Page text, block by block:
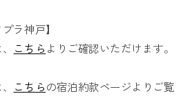
ラ神戸】
こちら よりご確認いただけます。
こちらの宿泊約款ページよりご覧